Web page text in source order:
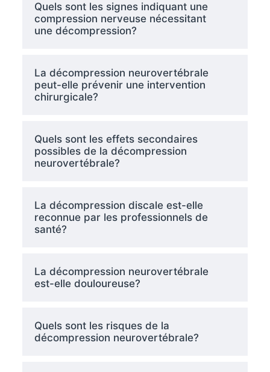
Quels sont les signes indiquant une
compression nerveuse nécessitant
une décompression?
La décompression neurovertébrale
peut-elle prévenir une intervention
chirurgicale?
Quels sont les effets secondaires
possibles de la décompression
neurovertébrale?
La décompression discale est-elle
reconnue par les professionnels de
santé?
La décompression neurovertébrale
est-elle douloureuse?
Quels sont les risques de la
décompression neurovertébrale?